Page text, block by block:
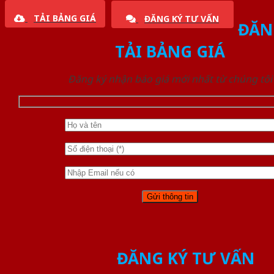
TẢI BẢNG GIÁ ĐĂNG KÝ TƯ VẤN
TẢI BẢNG GIÁ
Đăng ký nhận báo giá mới nhất từ chúng tôi
ĐĂNG KÝ TƯ VẤN